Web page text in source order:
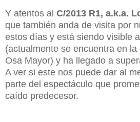
Y atentos al C/2013 R1, a.k.a.
que también anda de visita por
estos días y está siendo visible
(actualmente se encuentra en
Osa Mayor) y ha llegado a
A ver si este nos puede dar al
parte del espectáculo que
caído predecesor.